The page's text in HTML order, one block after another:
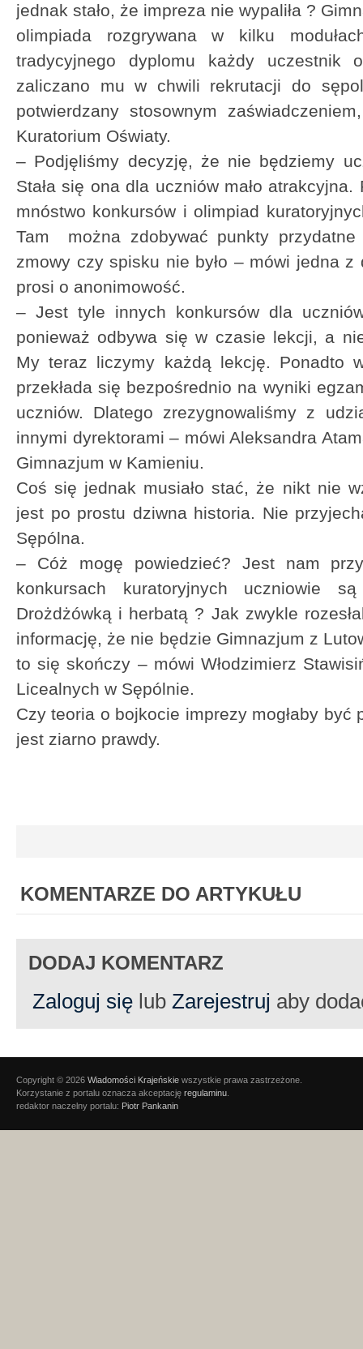
jednak stało, że impreza nie wypaliła ?
olimpiada rozgrywana w kilku
tradycyjnego dyplomu każdy uczestnik
zaliczano mu w chwili rekrutacji do
potwierdzany stosownym
Kuratorium Oświaty.
– Podjęliśmy decyzję, że nie będziemy
Stała się ona dla uczniów mało
mnóstwo konkursów i olimpiad
Tam można zdobywać punkty przydatne
zmowy czy spisku nie było – mówi jedna
prosi o anonimowość.
– Jest tyle innych konkursów dla
ponieważ odbywa się w czasie lekcji, a
My teraz liczymy każdą lekcję. Ponadto
przekłada się bezpośrednio na wyniki
uczniów. Dlatego zrezygnowaliśmy z
innymi dyrektorami – mówi Aleksandra
Gimnazjum w Kamieniu.
Coś się jednak musiało stać, że nikt nie
jest po prostu dziwna historia. Nie
Sępólna.
– Cóż mogę powiedzieć? Jest nam
konkursach kuratoryjnych uczniowie
Drożdżówką i herbatą ? Jak zwykle
informację, że nie będzie Gimnazjum z
to się skończy – mówi Włodzimierz
Licealnych w Sępólnie.
Czy teoria o bojkocie imprezy mogłaby być
jest ziarno prawdy.
KOMENTARZE DO ARTYKUŁU
DODAJ KOMENTARZ
Zaloguj się lub Zarejestruj aby
Copyright © 2026 Wiadomości Krajeńskie wszystkie prawa zastrzeżone.
Korzystanie z portalu oznacza akceptację regulaminu
redaktor naczelny portalu: Piotr Pankanin